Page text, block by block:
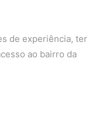
de experiência, ter
ao bairro da